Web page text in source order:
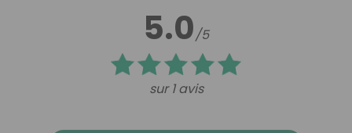
5.0/5
sur 1 avis